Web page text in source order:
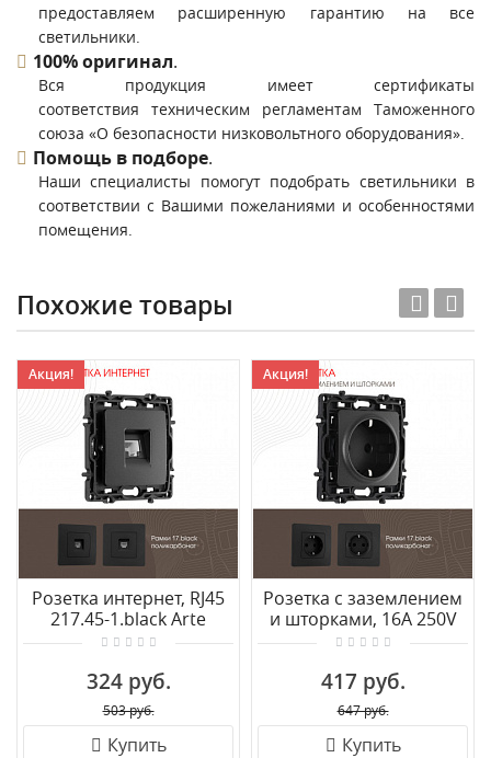
предоставляем расширенную гарантию на все
светильники.
100% оригинал.
Вся продукция имеет сертификаты
соответствия техническим регламентам Таможенного
союза «О безопасности низковольтного оборудования».
Помощь в подборе.
Наши специалисты помогут подобрать светильники в
соответствии с Вашими пожеланиями и особенностями
помещения.
Похожие товары
Акция!
Розетка интернет, RJ45
217.45-1.black Arte
Milano
324 руб.
503 руб.
Купить
Акция!
Розетка с заземлением
и шторками, 16A 250V
217.40-1.black Arte
417 руб.
647 руб.
Купить